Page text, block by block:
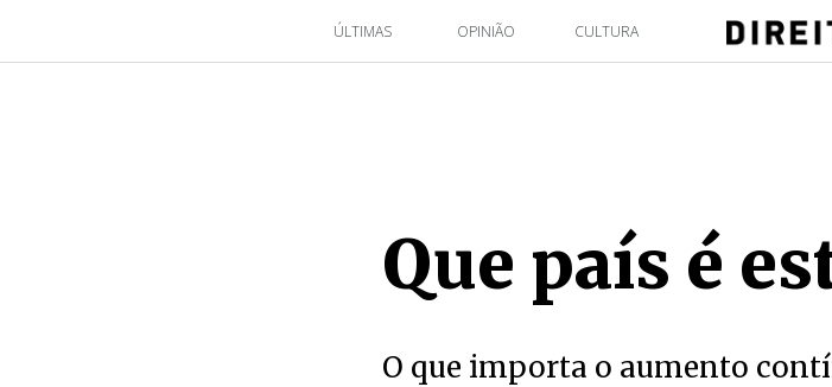
ÚLTIMAS OPINIÃO CULTURA
Que país é
O que importa o aumento